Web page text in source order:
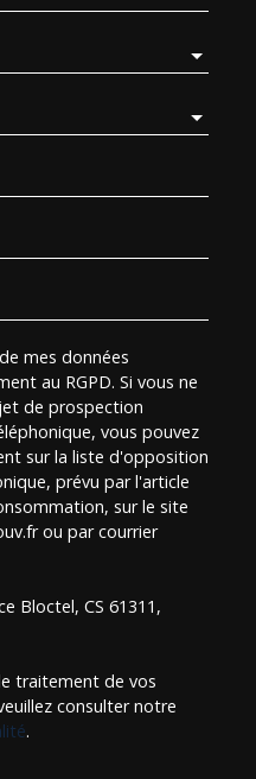
mes données
au RGPD. Si vous ne
de prospection
vous pouvez
sur la liste d'opposition
prévu par l'article
sur le site
ou par courrier
Bloctel, CS 61311,
traitement de vos
consulter notre
.